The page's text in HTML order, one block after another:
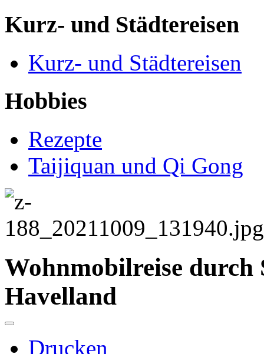
Kurz- und Städtereisen
Kurz- und Städtereisen
Hobbies
Rezepte
Taijiquan und Qi Gong
Wohnmobilreise durch
Havelland
Drucken